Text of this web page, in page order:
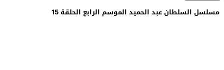
مسلسل السلطان عبد الحميد الموسم الرابع الحلقة 15